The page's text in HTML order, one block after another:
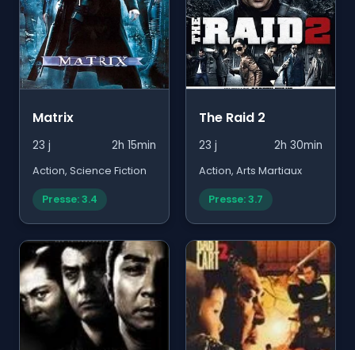
Matrix
23 j 2h 15min
Action, Science Fiction
Presse: 3.4
The Raid 2
23 j 2h 30min
Action, Arts Martiaux
Presse: 3.7